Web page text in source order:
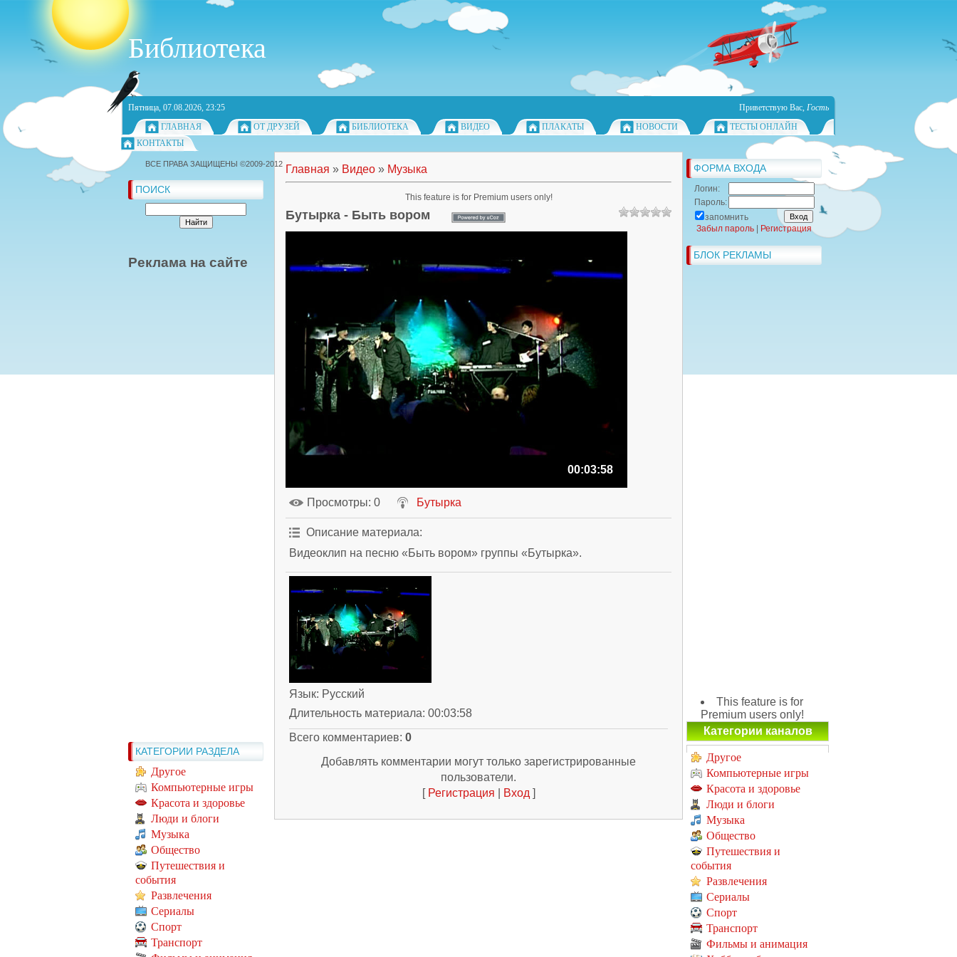
Библиотека
Пятница, 07.08.2026, 23:25 Приветствую Вас, Гость
ГЛАВНАЯ
ОТ ДРУЗЕЙ БИБЛИОТЕКА ВИДЕО ПЛАКАТЫ НОВОСТИ
ТЕСТЫ ОНЛАЙН
КОНТАКТЫ
ПОИСК
Реклама на сайте
КАТЕГОРИИ РАЗДЕЛА
Другое
Компьютерные игры
Красота и здоровье
Люди и блоги
Музыка
Общество
Путешествия и
события
Развлечения
Сериалы
Спорт
Транспорт
Главная » Видео » Музыка
Бутырка - Быть вором
00:03:58
Просмотры: 0 Бутырка
Описание материала:
Видеоклип на песню «Быть вором» группы «Бутырка».
Язык: Русский
Длительность материала: 00:03:58
Всего комментариев: 0
Добавлять комментарии могут только зарегистрированные
пользователи.
[ Регистрация Вход ]
ФОРМА ВХОДА
Логин:
Пароль:
запомнить
Забыл пароль
Регистрация
БЛОК РЕКЛАМЫ
This feature is for
Premium users only!
Категории каналов
Другое
Компьютерные игры
Красота и здоровье
Люди и блоги
Музыка
Общество
Путешествия и
события
Развлечения
Сериалы
Спорт
Транспорт
Фильмы и анимация
ВСЕ ПРАВА ЗАЩИЩЕНЫ ©2009-2012
This feature is for Premium users only!